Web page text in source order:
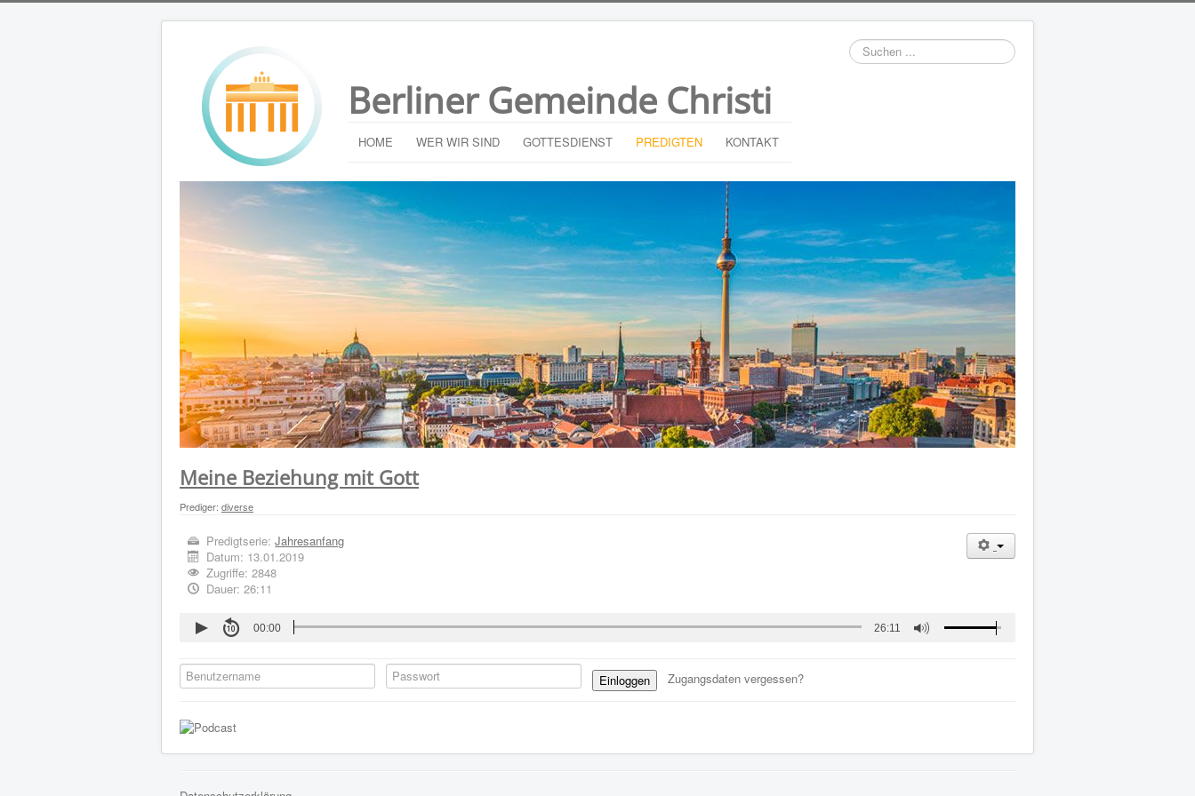
Berliner Gemeinde Christi
Suchen
...
HOME WER WIR SIND GOTTESDIENST PREDIGTEN KONTAKT
Meine Beziehung mit Gott
Prediger: diverse
Predigtserie:Jahresanfang
Datum: 13.01.2019
Zugriffe: 2848
Dauer: 26:11
00:00 26:11
Einloggen Zugangsdaten vergessen?